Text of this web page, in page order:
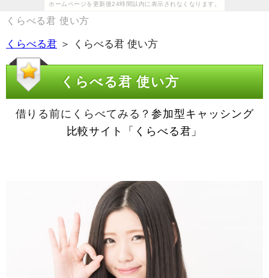
ホームページを更新後24時間以内に表示されなくなります。
くらべる君 使い方
くらべる君 ＞ くらべる君 使い方
くらべる君 使い方
借りる前にくらべてみる？参加型キャッシング
比較サイト「くらべる君」